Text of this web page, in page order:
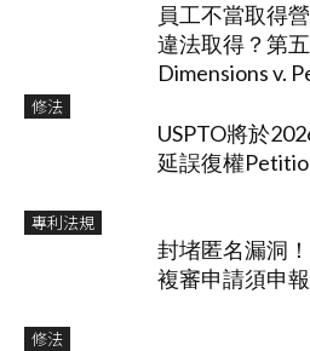
員工不當取得
違法取得？第
Dimensions v.
修法
USPTO將於
延誤復權
專利法規
封堵匿名漏洞
複審申請須申
修法